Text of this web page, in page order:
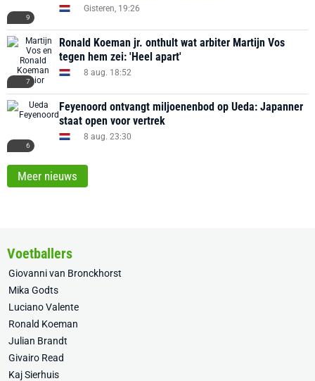
9
Gisteren, 19:26
7
Ronald Koeman jr. onthult wat arbiter Martijn Vos
tegen hem zei: 'Heel apart'
8 aug. 18:52
6
Feyenoord ontvangt miljoenenbod op Ueda: Japanner
staat open voor vertrek
8 aug. 23:30
Meer nieuws
Voetballers
Giovanni van Bronckhorst
Mika Godts
Luciano Valente
Ronald Koeman
Julian Brandt
Givairo Read
Kaj Sierhuis